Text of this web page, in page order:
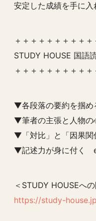
安定した成績を手に入
＋＋＋＋＋＋＋＋＋＋
STUDY HOUSE 国語
＋＋＋＋＋＋＋＋＋＋
▼各段落の要約を掴め
▼筆者の主張と人物の
▼「対比」と「因果関
▼記述力が身に付く
＜STUDY HOUSEへ
https://study-